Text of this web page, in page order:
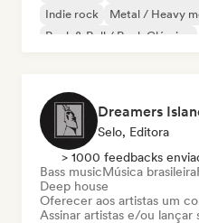
Indie rock Metal / Heavy
Rock & Roll / Rock Clássico
Dreamers
Selo, Editora
> 1000 feedbacks
Bass musicMúsica brasileira
Deep house
Oferecer aos artistas um
Assinar artistas e/ou lançar